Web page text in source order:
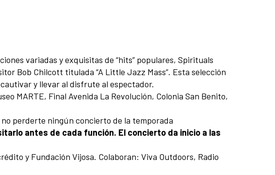
variadas y exquisitas de “hits” populares, Spirituals
Bob Chilcott titulada “A Little Jazz Mass”. Esta selección
y llevar al disfrute al espectador.
MARTE, Final Avenida La Revolución, Colonia San Benito,
perderte ningún concierto de la temporada
antes de cada función. El concierto da inicio a las
y Fundación Vijosa. Colaboran: Viva Outdoors, Radio